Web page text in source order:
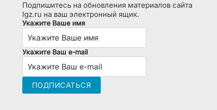
Подпишитесь на обновления материалов сайта
lgz.ru на ваш электронный ящик.
Укажите Ваше имя
Укажите Ваш e-mail